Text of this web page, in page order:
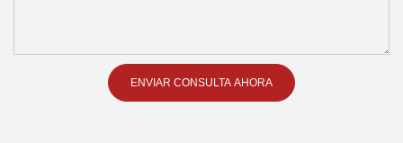
ENVIAR CONSULTA AHORA